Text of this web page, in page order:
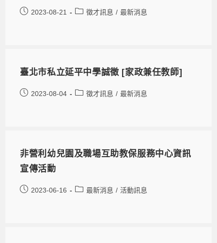
2023-08-21 徵才訊息 / 最新消息
臺北市私立延平中學誠徵 [家政兼任教師]
2023-08-04 徵才訊息 / 最新消息
非營利幼兒園及職場互助教保服務中心資訊
宣傳活動
2023-06-16 最新消息 / 活動訊息